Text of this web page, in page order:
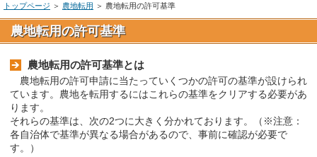
トップページ ＞ 農地転用 ＞ 農地転用の許可基準
農地転用の許可基準
農地転用の許可基準とは
農地転用の許可申請に当たっていくつかの許可の基準が設けられ
ています。農地を転用するにはこれらの基準をクリアする必要があ
ります。
それらの基準は、次の2つに大きく分かれております。（※注意：
各自治体で基準が異なる場合があるので、事前に確認が必要で
す。）